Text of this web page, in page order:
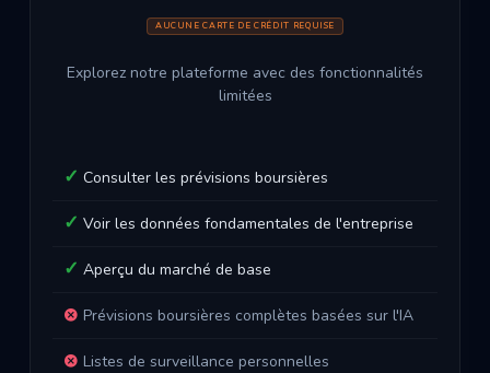
AUCUNE CARTE DE CRÉDIT REQUISE
Explorez notre plateforme avec des fonctionnalités
limitées
Consulter les prévisions boursières
Voir les données fondamentales de l'entreprise
Aperçu du marché de base
Prévisions boursières complètes basées sur l'IA
Listes de surveillance personnelles